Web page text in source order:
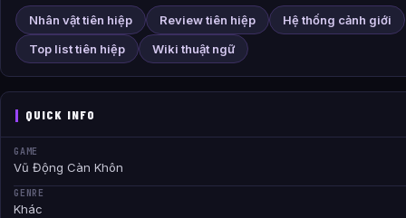
Nhân vật tiên hiệp Review tiên hiệp
Hệ thống cảnh giới
Top list tiên hiệp
Wiki thuật ngữ
QUICK INFO
GAME
Vũ Động Càn Khôn
GENRE
Khác